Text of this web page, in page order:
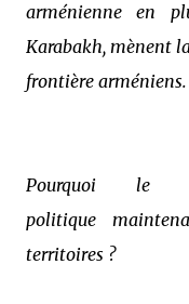
arménienne en
Karabakh, mènent
frontière arméniens.
Pourquoi le
politique
territoires ?